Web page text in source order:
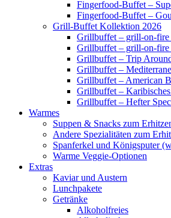
Fingerfood-Buffet –
Fingerfood-Buffet –
Grill-Buffet Kollektion 2026
Grillbuffet – grill-on-
Grillbuffet – grill-on-
Grillbuffet – Trip
Grillbuffet –
Grillbuffet – American
Grillbuffet –
Grillbuffet – Hefter
Warmes
Suppen & Snacks zum
Andere Spezialitäten zum
Spanferkel und Königsputer
Warme Veggie-Optionen
Extras
Kaviar und Austern
Lunchpakete
Getränke
Alkoholfreies